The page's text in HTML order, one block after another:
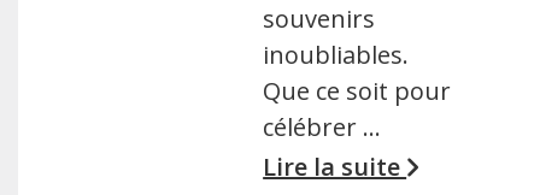
souvenirs
inoubliables.
Que ce soit pour
célébrer …
Lire la suite